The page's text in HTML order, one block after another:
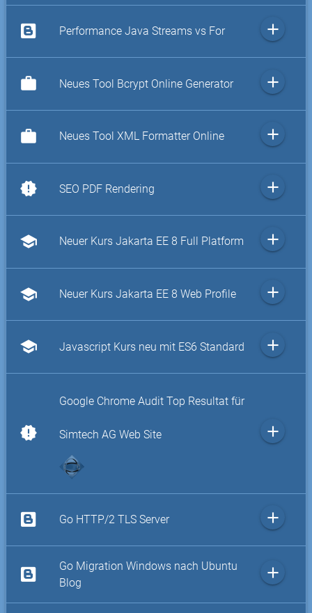
Performance Java Streams vs For add
work Neues Tool Bcrypt Online Generator add
work Neues Tool XML Formatter Online add
new_releases SEO PDF Rendering add
school Neuer Kurs Jakarta EE 8 Full Platform add
school Neuer Kurs Jakarta EE 8 Web Profile add
school Javascript Kurs neu mit ES6 Standard add
new_releases
Google Chrome Audit Top Resultat für
Simtech AG Web Site add
Go HTTP/2 TLS Server add
Go Migration Windows nach Ubuntu
Blog
add